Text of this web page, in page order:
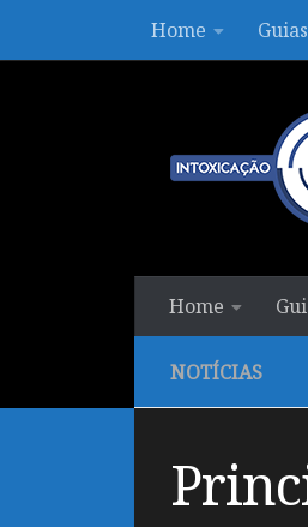
Skip to contentHome
Home
NOTÍCIAS